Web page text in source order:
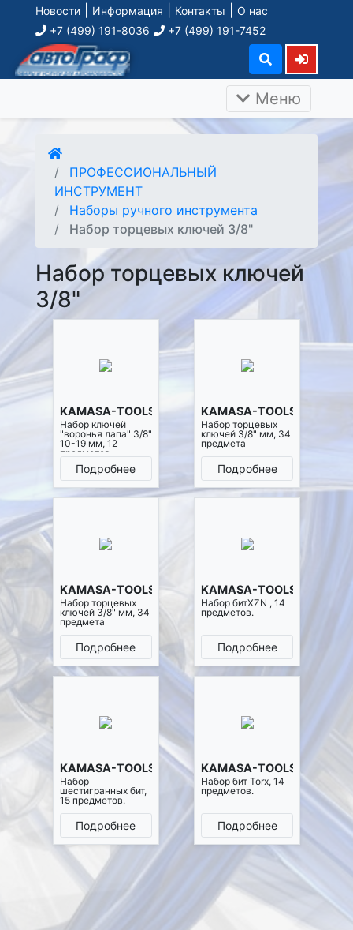
Новости Информация Контакты
О нас
+7 (499) 191-8036
+7 (499) 191-7452
Меню
ПРОФЕССИОНАЛЬНЫЙ
ИНСТРУМЕНТ
Наборы ручного инструмента
Набор торцевых ключей 3/8"
Набор торцевых ключей
3/8"
KAMASA-TOOLS K25003
Набор ключей
"воронья лапа" 3/8"
10-19 мм, 12
предметов
Подробнее
KAMASA-TOOLS K25006
Набор торцевых
ключей 3/8" мм, 34
предмета
Подробнее
KAMASA-TOOLS K25007
Набор торцевых
ключей 3/8" мм, 34
предмета
Подробнее
KAMASA-TOOLS K25025
Набор битXZN , 14
предметов.
Подробнее
KAMASA-TOOLS K25026
Набор
шестигранных бит,
15 предметов.
Подробнее
KAMASA-TOOLS K25027
Набор бит Torx, 14
предметов.
Подробнее